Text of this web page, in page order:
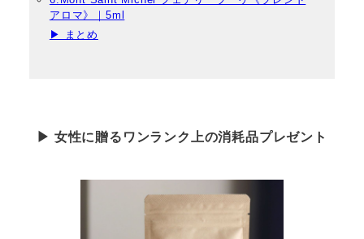
アロマ》｜5ml
▶ まとめ
▶ 女性に贈るワンランク上の消耗品プレゼント